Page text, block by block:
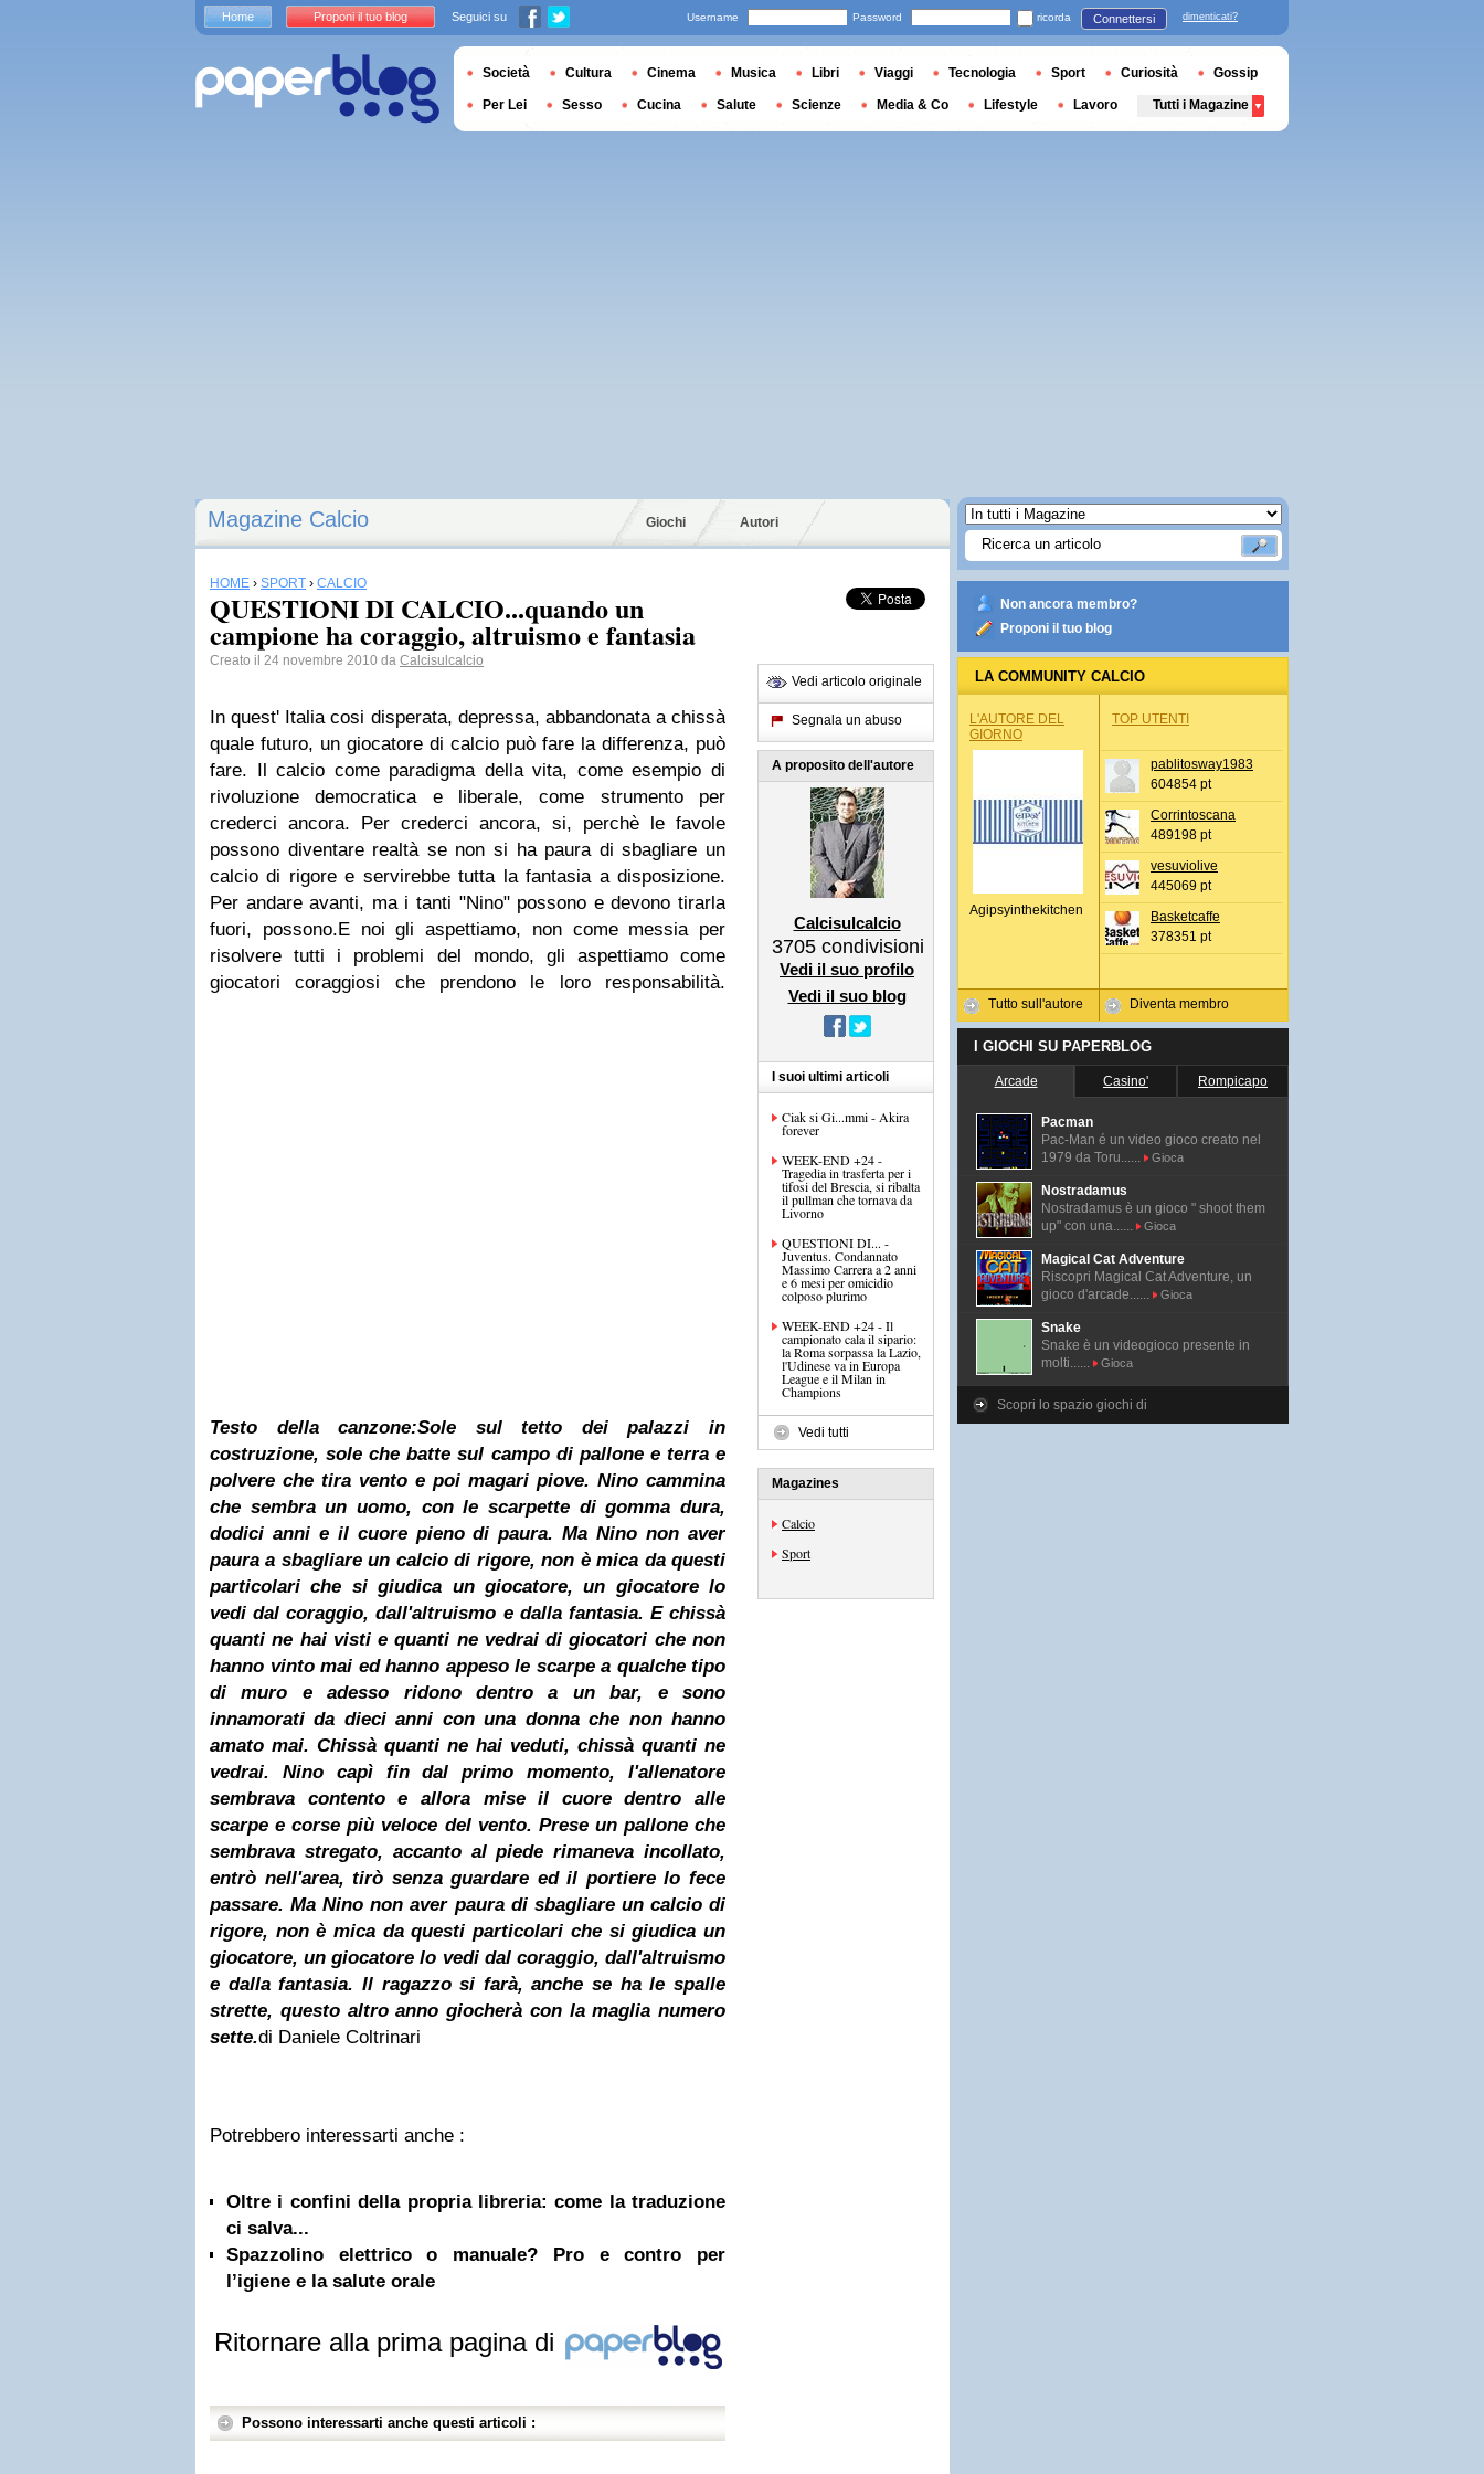
Magazine Calcio Giochi Autori
HOME › SPORT › CALCIO
QUESTIONI DI CALCIO...quando un
campione ha coraggio, altruismo e fantasia
Creato il 24 novembre 2010 da Calcisulcalcio
In quest' Italia cosi disperata, depressa, abbandonata a chissà
quale futuro, un giocatore di calcio può fare la differenza, può
fare. Il calcio come paradigma della vita, come esempio di
rivoluzione democratica e liberale, come strumento per
crederci ancora. Per crederci ancora, si, perchè le favole
possono diventare realtà se non si ha paura di sbagliare un
calcio di rigore e servirebbe tutta la fantasia a disposizione.
Per andare avanti, ma i tanti "Nino" possono e devono tirarla
fuori, possono.E noi gli aspettiamo, non come messia per
risolvere tutti i problemi del mondo, gli aspettiamo come
giocatori coraggiosi che prendono le loro responsabilità.
Testo della canzone:Sole sul tetto dei palazzi in
costruzione, sole che batte sul campo di pallone e terra e
polvere che tira vento e poi magari piove. Nino cammina
che sembra un uomo, con le scarpette di gomma dura,
dodici anni e il cuore pieno di paura. Ma Nino non aver
paura a sbagliare un calcio di rigore, non è mica da questi
particolari che si giudica un giocatore, un giocatore lo
vedi dal coraggio, dall'altruismo e dalla fantasia. E chissà
quanti ne hai visti e quanti ne vedrai di giocatori che non
hanno vinto mai ed hanno appeso le scarpe a qualche tipo
di muro e adesso ridono dentro a un bar, e sono
innamorati da dieci anni con una donna che non hanno
amato mai. Chissà quanti ne hai veduti, chissà quanti ne
vedrai. Nino capì fin dal primo momento, l'allenatore
sembrava contento e allora mise il cuore dentro alle
scarpe e corse più veloce del vento. Prese un pallone che
sembrava stregato, accanto al piede rimaneva incollato,
entrò nell'area, tirò senza guardare ed il portiere lo fece
passare. Ma Nino non aver paura di sbagliare un calcio di
rigore, non è mica da questi particolari che si giudica un
giocatore, un giocatore lo vedi dal coraggio, dall'altruismo
e dalla fantasia. Il ragazzo si farà, anche se ha le spalle
strette, questo altro anno giocherà con la maglia numero
sette.di Daniele Coltrinari
Potrebbero interessarti anche :
Oltre i confini della propria libreria: come la traduzione
ci salva...
Spazzolino elettrico o manuale? Pro e contro per
l’igiene e la salute orale
Ritornare alla prima pagina di
Possono interessarti anche questi articoli :
Vedi articolo originale
Segnala un abuso
A proposito dell'autore
Calcisulcalcio
3705 condivisioni
Vedi il suo profilo
Vedi il suo blog
I suoi ultimi articoli
Ciak si Gi...mmi - Akira
forever
WEEK-END +24 -
Tragedia in trasferta per i
tifosi del Brescia, si ribalta
il pullman che tornava da
Livorno
QUESTIONI DI... -
Juventus. Condannato
Massimo Carrera a 2 anni
e 6 mesi per omicidio
colposo plurimo
WEEK-END +24 - Il
campionato cala il sipario:
la Roma sorpassa la Lazio,
l'Udinese va in Europa
League e il Milan in
Champions
Vedi tutti
Magazines
Calcio
Sport
Non ancora membro?
Proponi il tuo blog
LA COMMUNITY CALCIO
L'AUTORE DEL
GIORNO
Agipsyinthekitchen
Tutto sull'autore
TOP UTENTI
pablitosway1983
604854 pt
Corrintoscana
489198 pt
vesuviolive
445069 pt
Basketcaffe
378351 pt
Diventa membro
I GIOCHI SU PAPERBLOG
Arcade Casino' Rompicapo
Pacman
Pac-Man é un video gioco creato nel
1979 da Toru......
Gioca
Nostradamus
Nostradamus è un gioco " shoot them
up" con una......
Gioca
Magical Cat Adventure
Riscopri Magical Cat Adventure, un
gioco d'arcade......
Gioca
Snake
Snake è un videogioco presente in
molti......
Gioca
Scopri lo spazio giochi di
Home Proponi il tuo blog Seguici su Username Password ricorda Connettersi dimenticati?
Società Cultura Cinema Musica Libri Viaggi Tecnologia Sport Curiosità Gossip
Per Lei Sesso Cucina Salute Scienze Media & Co Lifestyle Lavoro Tutti i Magazine